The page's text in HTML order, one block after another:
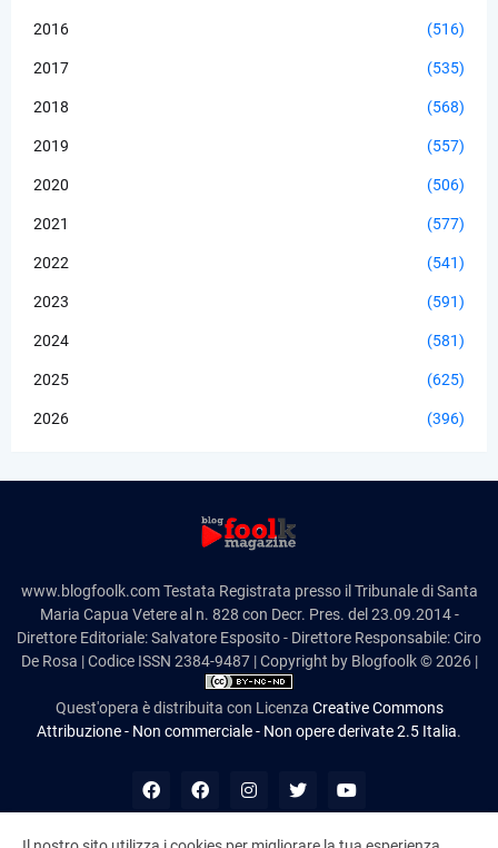
2016 (516)
2017 (535)
2018 (568)
2019 (557)
2020 (506)
2021 (577)
2022 (541)
2023 (591)
2024 (581)
2025 (625)
2026 (396)
www.blogfoolk.com Testata Registrata presso il Tribunale di Santa
Maria Capua Vetere al n. 828 con Decr. Pres. del 23.09.2014 -
Direttore Editoriale: Salvatore Esposito - Direttore Responsabile: Ciro
De Rosa | Codice ISSN 2384-9487 | Copyright by Blogfoolk © 2026 |
Quest'opera è distribuita con Licenza Creative Commons
Attribuzione - Non commerciale - Non opere derivate 2.5 Italia.